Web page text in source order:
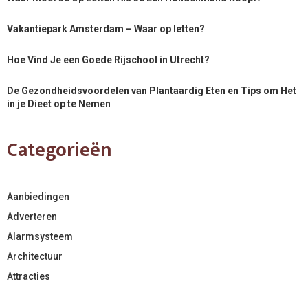
Vakantiepark Amsterdam – Waar op letten?
Hoe Vind Je een Goede Rijschool in Utrecht?
De Gezondheidsvoordelen van Plantaardig Eten en Tips om Het
in je Dieet op te Nemen
Categorieën
Aanbiedingen
Adverteren
Alarmsysteem
Architectuur
Attracties